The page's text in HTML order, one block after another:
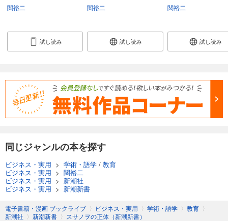
関裕二
試し読み
関裕二
試し読み
関裕二
試し読み
同じジャンルの本を探す
ビジネス・実用 > 学術・語学 / 教育
ビジネス・実用 > 関裕二
ビジネス・実用 > 新潮社
ビジネス・実用 > 新潮新書
電子書籍・漫画 ブックライブ 〉 ビジネス・実用 〉 学術・語学 〉 教育 〉
新潮社 〉 新潮新書 〉 スサノヲの正体（新潮新書）